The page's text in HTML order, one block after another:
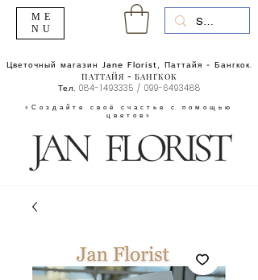
«Создайте своё счастье с помощью
цветов»
Цветочный магазин Jane Florist, Паттайя - Бангкок.
ПАТТАЙЯ - БАНГКОК
Тел. 084-1493335 / 099-6493488
ME
NU